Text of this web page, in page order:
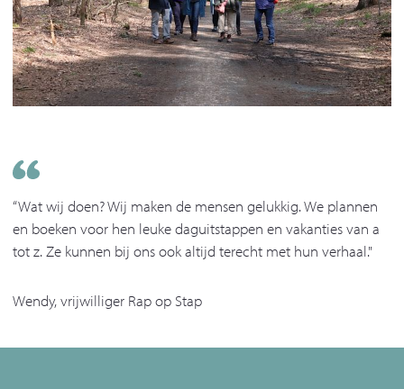
“Wat wij doen? Wij maken de mensen gelukkig. We plannen
en boeken voor hen leuke daguitstappen en vakanties van a
tot z. Ze kunnen bij ons ook altijd terecht met hun verhaal."
Wendy, vrijwilliger Rap op Stap